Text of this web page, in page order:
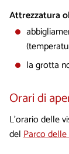
Attrezzatura
la grotta
Orari di
L’orario delle
delParco